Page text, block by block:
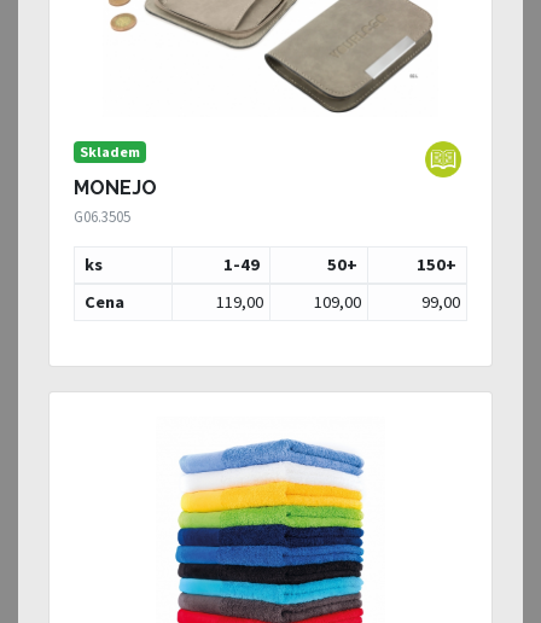
Skladem
MONEJO
G06.3505
ks 1-49 50+ 150+
Cena
119,00 109,00 99,00